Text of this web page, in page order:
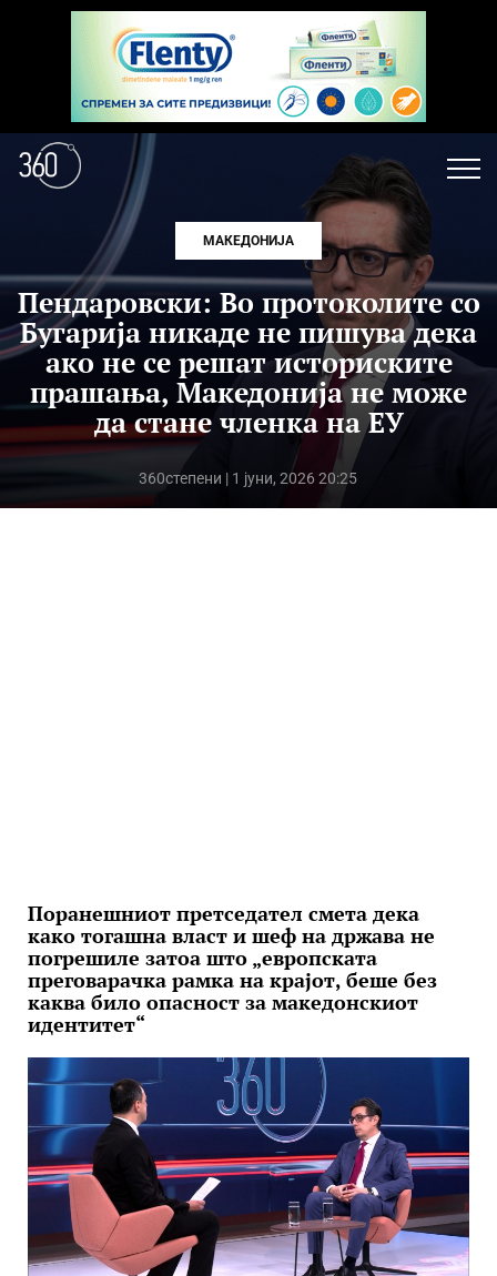
МАКЕДОНИЈА
Пендаровски: Во протоколите со
Бугарија никаде не пишува дека
ако не се решат историските
прашања, Македонија не може
да стане членка на ЕУ
360степени | 1 јуни, 2026 20:25
Поранешниот претседател смета дека
како тогашна власт и шеф на држава не
погрешиле затоа што „европската
преговарачка рамка на крајот, беше без
каква било опасност за македонскиот
идентитет“